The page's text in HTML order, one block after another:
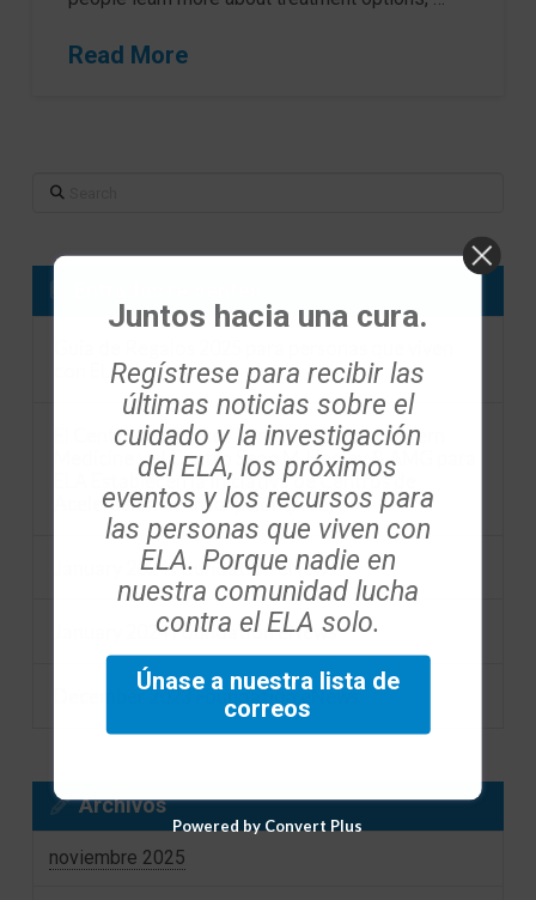
Read More
Search
con ELA
El Centro de ELA Les Turner en Northwestern
Medicine y el Centro Sean M. Healey & AMG para
ELA Establecen la Iniciativa de Centros de
Aceleración de Inscripción (ACE)
January 2024 Foundation eNews
January 2024 Foundation eNews
December 2023 Foundation eNews
Archivos
noviembre 2025
Juntos hacia una cura.
Regístrese para recibir las
últimas noticias sobre el
cuidado y la investigación
del ELA, los próximos
eventos y los recursos para
las personas que viven con
ELA. Porque nadie en
nuestra comunidad lucha
contra el ELA solo.
Únase a nuestra lista de
correos
Powered by Convert Plus